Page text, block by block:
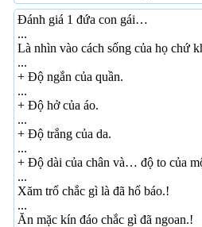
Đánh giá 1 đứa con gái…
...
Là nhìn vào cách sống của họ chứ
...
+ Độ ngắn của quần.
...
+ Độ hở của áo.
...
+ Độ trắng của da.
...
+ Độ dài của chân và… độ to của
...
Xăm trổ chắc gì là đã hổ báo.!
...
Ăn mặc kín đáo chắc gì đã ngoan.!